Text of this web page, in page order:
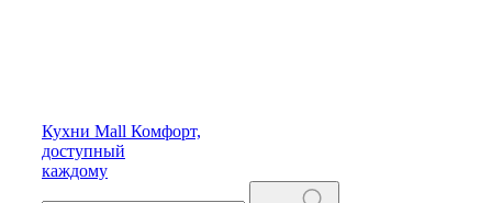
Кухни Mall Комфорт,
доступный
каждому